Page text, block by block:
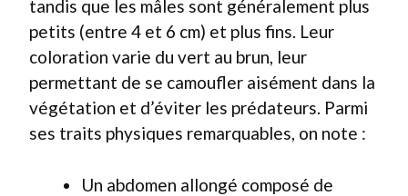
tandis que les mâles sont généralement plus
petits (entre 4 et 6 cm) et plus fins. Leur
coloration varie du vert au brun, leur
permettant de se camoufler aisément dans la
végétation et d’éviter les prédateurs. Parmi
ses traits physiques remarquables, on note :
Un abdomen allongé composé de